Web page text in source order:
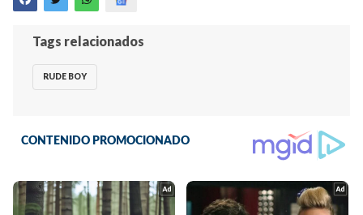
Tags relacionados
RUDE BOY